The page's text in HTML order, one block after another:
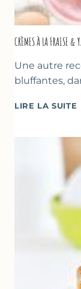
CRÈMES À LA FRAISE &
Une autre
bluffantes,
LIRE LA SUITE